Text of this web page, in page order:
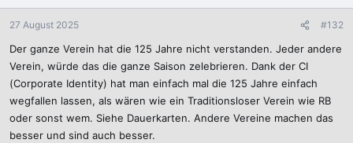
o
n
n
:
27 August 2025 #132
Der ganze Verein hat die 125 Jahre nicht verstanden. Jeder andere
Verein, würde das die ganze Saison zelebrieren. Dank der CI
(Corporate Identity) hat man einfach mal die 125 Jahre einfach
wegfallen lassen, als wären wie ein Traditionsloser Verein wie RB
oder sonst wem. Siehe Dauerkarten. Andere Vereine machen das
besser und sind auch besser.